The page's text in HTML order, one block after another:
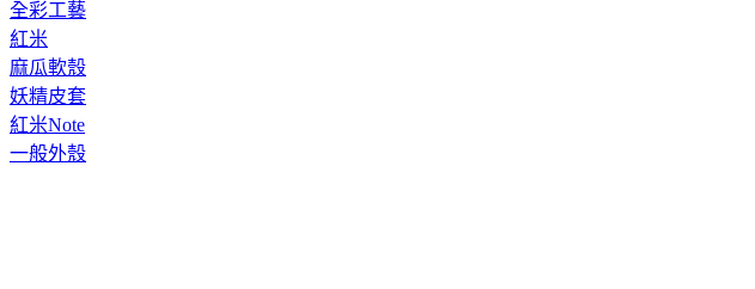
全彩工藝
紅米
麻瓜軟殼
妖精皮套
紅米Note
一般外殼